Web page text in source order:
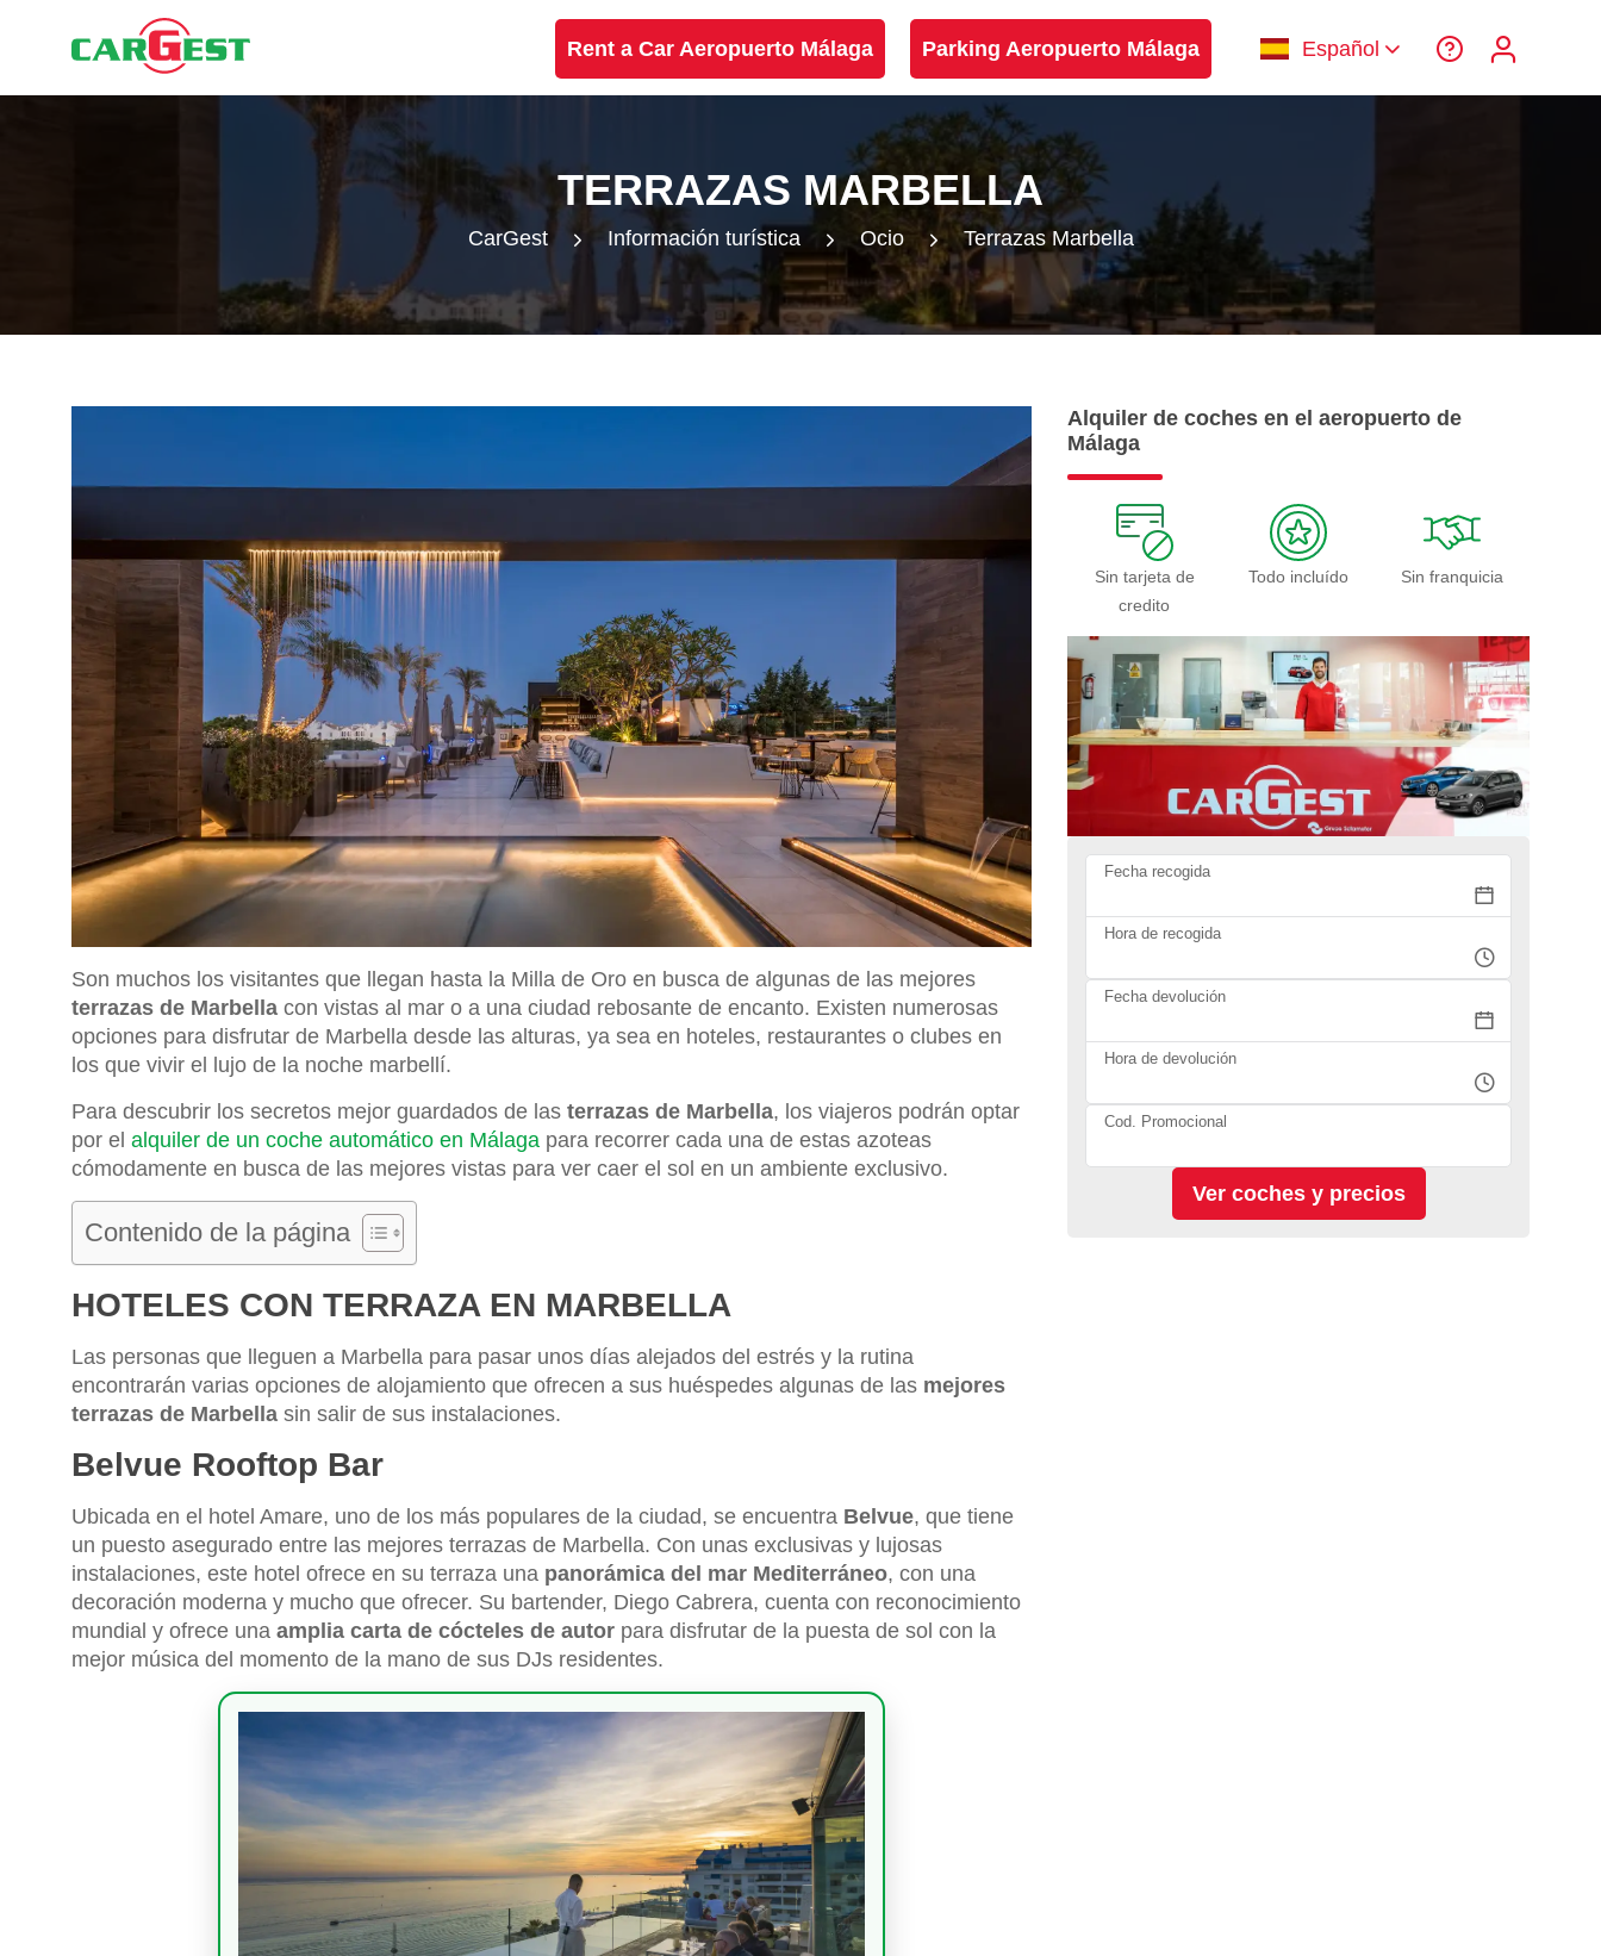
Rent a Car Aeropuerto Málaga Parking Aeropuerto Málaga Español
TERRAZAS MARBELLA
CarGest Información turística Ocio Terrazas Marbella
Son muchos los visitantes que llegan hasta la Milla de Oro en busca de algunas de las mejores
terrazas de Marbella con vistas al mar o a una ciudad rebosante de encanto. Existen numerosas
opciones para disfrutar de Marbella desde las alturas, ya sea en hoteles, restaurantes o clubes en
los que vivir el lujo de la noche marbellí.
Para descubrir los secretos mejor guardados de las terrazas de Marbella, los viajeros podrán optar
por el alquiler de un coche automático en Málaga para recorrer cada una de estas azoteas
cómodamente en busca de las mejores vistas para ver caer el sol en un ambiente exclusivo.
Contenido de la página
HOTELES CON TERRAZA EN MARBELLA
Las personas que lleguen a Marbella para pasar unos días alejados del estrés y la rutina
encontrarán varias opciones de alojamiento que ofrecen a sus huéspedes algunas de las mejores
terrazas de Marbella sin salir de sus instalaciones.
Belvue Rooftop Bar
Ubicada en el hotel Amare, uno de los más populares de la ciudad, se encuentra Belvue, que tiene
un puesto asegurado entre las mejores terrazas de Marbella. Con unas exclusivas y lujosas
instalaciones, este hotel ofrece en su terraza una panorámica del mar Mediterráneo, con una
decoración moderna y mucho que ofrecer. Su bartender, Diego Cabrera, cuenta con reconocimiento
mundial y ofrece una amplia carta de cócteles de autor para disfrutar de la puesta de sol con la
mejor música del momento de la mano de sus DJs residentes.
Alquiler de coches en el aeropuerto de
Málaga
Sin tarjeta de
credito
Todo incluído Sin franquicia
Fecha recogida
Hora de recogida
Fecha devolución
Hora de devolución
Cod. Promocional